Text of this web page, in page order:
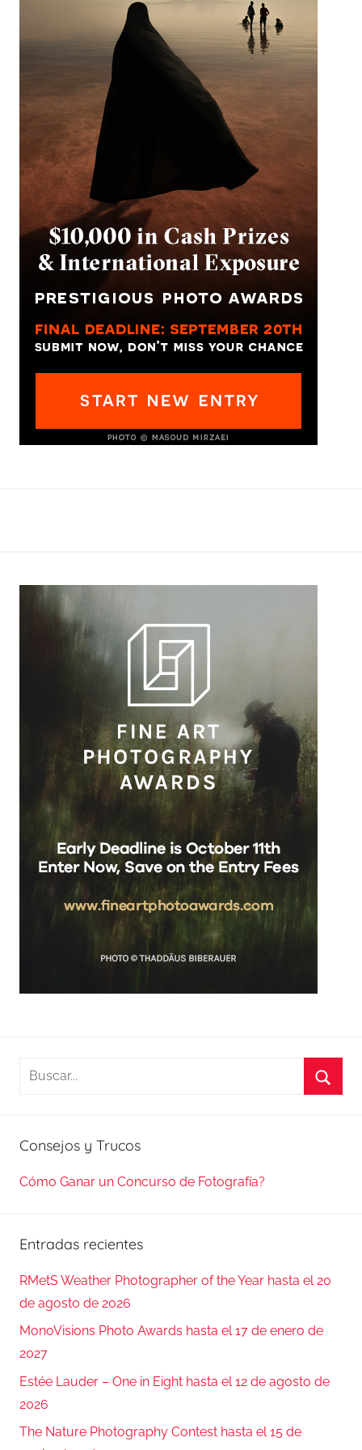
Buscar:
Consejos y Trucos
Cómo Ganar un Concurso de Fotografía?
Entradas recientes
RMetS Weather Photographer of the Year hasta el 20
de agosto de 2026
MonoVisions Photo Awards hasta el 17 de enero de
2027
Estée Lauder – One in Eight hasta el 12 de agosto de
2026
The Nature Photography Contest hasta el 15 de